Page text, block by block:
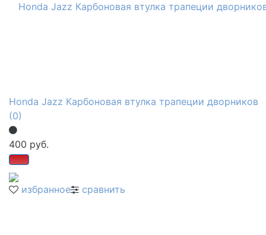
избранное сравнить
Honda Jazz Карбоновая втулка трапеции дворников
(0)
400 руб.